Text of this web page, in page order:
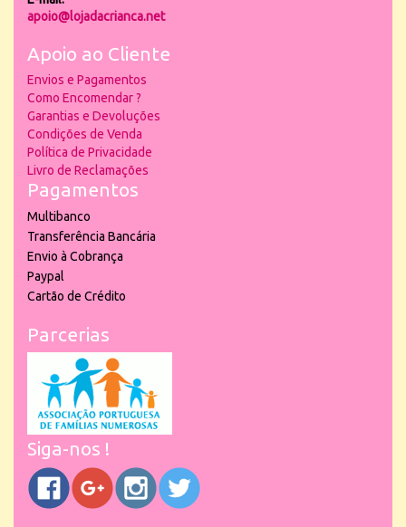
apoio@lojadacrianca.net
Apoio ao Cliente
Envios e Pagamentos
Como Encomendar ?
Garantias e Devoluções
Condições de Venda
Política de Privacidade
Livro de Reclamações
Pagamentos
Multibanco
Transferência Bancária
Envio à Cobrança
Paypal
Cartão de Crédito
Parcerias
Siga-nos !